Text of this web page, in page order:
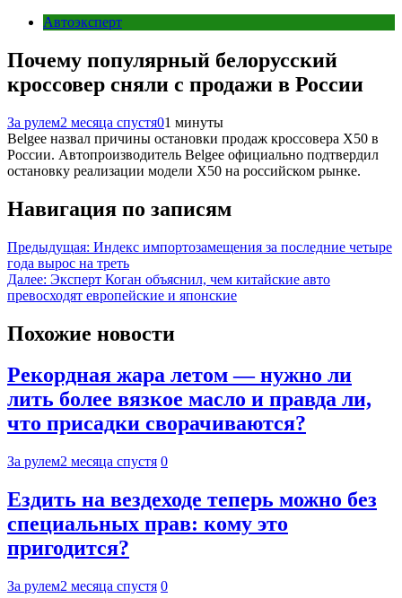
Автоэксперт
Почему популярный белорусский
кроссовер сняли с продажи в России
За рулем2 месяца спустя01 минуты
Belgee назвал причины остановки продаж кроссовера X50 в
России. Автопроизводитель Belgee официально подтвердил
остановку реализации модели X50 на российском рынке.
Навигация по записям
Предыдущая: Индекс импортозамещения за последние четыре
года вырос на треть
Далее: Эксперт Коган объяснил, чем китайские авто
превосходят европейские и японские
Похожие новости
Рекордная жара летом — нужно ли
лить более вязкое масло и правда ли,
что присадки сворачиваются?
За рулем2 месяца спустя 0
Ездить на вездеходе теперь можно без
специальных прав: кому это
пригодится?
За рулем2 месяца спустя 0